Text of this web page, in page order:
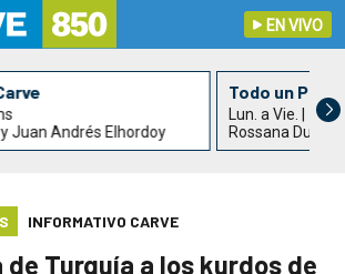
EN VIVO
Juan Andrés Elhordoy
Todo un País
Lun. a Vie. | 15 hs
Rossana Duarte
INFORMATIVO CARVE
de Turquía a los kurdos de